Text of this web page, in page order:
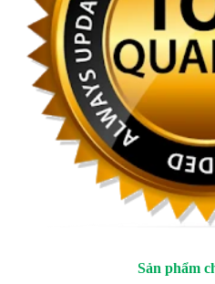
Sản phẩm